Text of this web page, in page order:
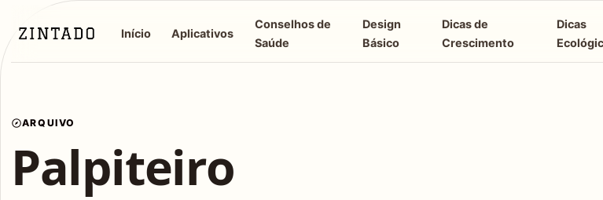
Início Aplicativos
Conselhos de
Saúde
Design
Básico
Dicas de
Crescimento
Dicas
ARQUIVO
Palpiteiro